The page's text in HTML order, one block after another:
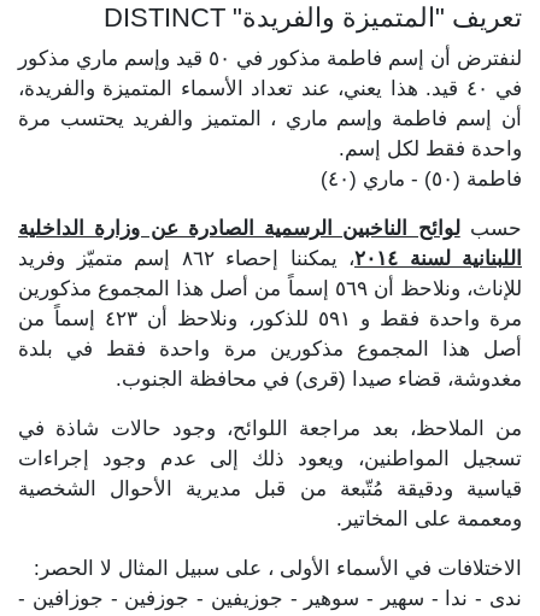
تعريف "المتميزة والفريدة" DISTINCT
لنفترض أن إسم فاطمة مذكور في ٥٠ قيد وإسم ماري مذكور
في ٤٠ قيد. هذا يعني، عند تعداد الأسماء المتميزة والفريدة،
أن إسم فاطمة وإسم ماري ، المتميز والفريد يحتسب مرة
واحدة فقط لكل إسم.
فاطمة (٥٠) - ماري (٤٠)
حسبلوائح الناخبين الرسمية الصادرة عن وزارة الداخلية
اللبنانية لسنة ٢٠١٤
، يمكننا إحصاء ٨٦٢ إسم متميّز وفريد
للإناث، ونلاحظ أن ٥٦٩ إسماً من أصل هذا المجموع مذكورين
مرة واحدة فقط و ٥٩١ للذكور، ونلاحظ أن ٤٢٣ إسماً من
أصل هذا المجموع مذكورين مرة واحدة فقط في بلدة
مغدوشة، قضاء صيدا (قرى) في محافظة الجنوب.
من الملاحظ، بعد مراجعة اللوائح، وجود حالات شاذة في
تسجيل المواطنين، ويعود ذلك إلى عدم وجود إجراءات
قياسية ودقيقة مُتّبعة من قبل مديرية الأحوال الشخصية
ومعممة على المخاتير.
الاختلافات في الأسماء الأولى ، على سبيل المثال لا الحصر:
ندى - ندا - سهير - سوهير - جوزيفين - جوزفين - جوزافين -